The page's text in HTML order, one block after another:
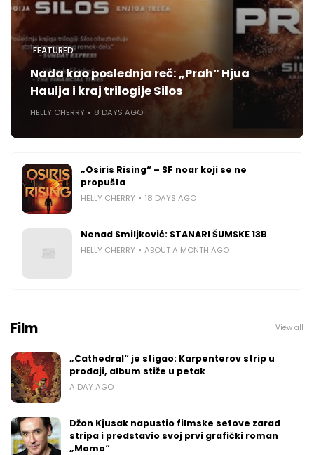
FEATURED
Nada kao poslednja reč: „Prah“ Hjua
Hauija i kraj trilogije Silos
HELLY CHERRY 8 DAYS AGO
„Osiris Rising“ – SF noar koji se ne
propušta
HELLY CHERRY 18 DAYS AGO
Nenad Smiljković: STANARI ŠUMSKE 13B
HELLY CHERRY ABOUT A MONTH AGO
Film View all
„Cathedral“ je stigao: Karpenterov strip u
prodaji, album stiže u petak
A DAY AGO
Džon Kjusak napustio filmske setove zarad
stripa i predstavio svoj prvi grafički roman
„Momo“